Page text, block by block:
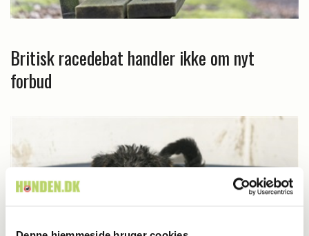
Britisk racedebat handler ikke om nyt
forbud